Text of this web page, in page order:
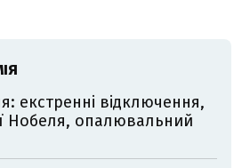
екстренні відключення,
Нобеля, опалювальний